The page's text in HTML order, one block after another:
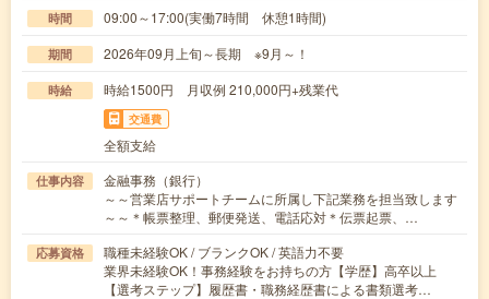
時間 09:00～17:00(実働7時間 休憩1時間)
期間 2026年09月上旬～長期 ※9月～！
時給 時給1500円 月収例 210,000円+残業代
交通費
全額支給
仕事内容
金融事務（銀行）
～～営業店サポートチームに所属し下記業務を担当致します
～～＊帳票整理、郵便発送、電話応対＊伝票起票、…
応募資格
職種未経験OK / ブランクOK / 英語力不要
業界未経験OK！事務経験をお持ちの方【学歴】高卒以上
【選考ステップ】履歴書・職務経歴書による書類選考…